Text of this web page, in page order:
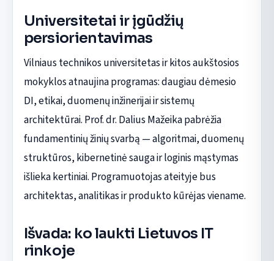
Universitetai ir įgūdžių
persiorientavimas
Vilniaus technikos universitetas ir kitos aukštosios
mokyklos atnaujina programas: daugiau dėmesio
DI, etikai, duomenų inžinerijai ir sistemų
architektūrai. Prof. dr. Dalius Mažeika pabrėžia
fundamentinių žinių svarbą — algoritmai, duomenų
struktūros, kibernetinė sauga ir loginis mąstymas
išlieka kertiniai. Programuotojas ateityje bus
architektas, analitikas ir produkto kūrėjas viename.
Išvada: ko laukti Lietuvos IT
rinkoje